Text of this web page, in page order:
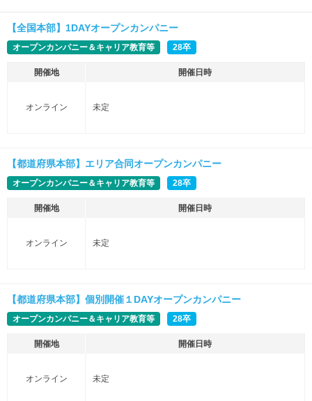
【全国本部】1DAYオープンカンパニー
オープンカンパニー＆キャリア教育等 28卒
開催地 開催日時
オンライン 未定
【都道府県本部】エリア合同オープンカンパニー
オープンカンパニー＆キャリア教育等 28卒
開催地 開催日時
オンライン 未定
【都道府県本部】個別開催１DAYオープンカンパニー
オープンカンパニー＆キャリア教育等 28卒
開催地 開催日時
オンライン 未定